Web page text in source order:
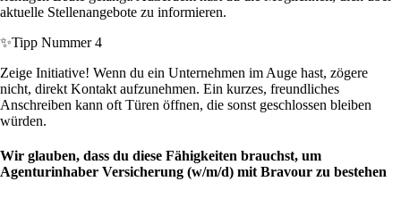
aktuelle Stellenangebote zu informieren.
✨Tipp Nummer 4
Zeige Initiative! Wenn du ein Unternehmen im Auge hast, zögere
nicht, direkt Kontakt aufzunehmen. Ein kurzes, freundliches
Anschreiben kann oft Türen öffnen, die sonst geschlossen bleiben
würden.
Wir glauben, dass du diese Fähigkeiten brauchst, um
Agenturinhaber Versicherung (w/m/d) mit Bravour zu bestehen